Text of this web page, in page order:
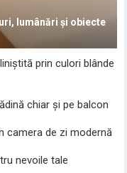
lumânări și obiecte
prin culori blânde
chiar și pe balcon
camera de zi modernă
nevoile tale